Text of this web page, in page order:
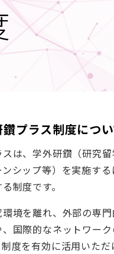
プラス制度につ
は、学外研鑽（研究
シップ等）を実施す
制度です。
境を離れ、外部の専
国際的なネットワー
度を有効に活用いただ